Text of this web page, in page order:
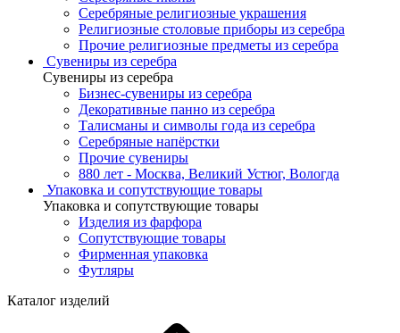
Серебряные религиозные украшения
Религиозные столовые приборы из серебра
Прочие религиозные предметы из серебра
Сувениры из серебра
Сувениры из серебра
Бизнес-сувениры из серебра
Декоративные панно из серебра
Талисманы и символы года из серебра
Серебряные напёрстки
Прочие сувениры
880 лет - Москва, Великий Устюг, Вологда
Упаковка и сопутствующие товары
Упаковка и сопутствующие товары
Изделия из фарфора
Сопутствующие товары
Фирменная упаковка
Футляры
Каталог изделий